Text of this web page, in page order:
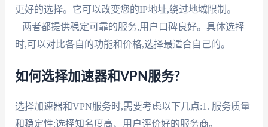
更好的选择。它可以改变您的IP地址,绕过地域限制。
– 两者都提供稳定可靠的服务,用户口碑良好。具体选择
时,可以对比各自的功能和价格,选择最适合自己的。
如何选择加速器和VPN服务?
选择加速器和VPN服务时,需要考虑以下几点:1. 服务质量
和稳定性:选择知名度高、用户评价好的服务商。